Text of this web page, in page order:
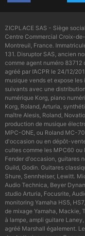
ZICPLACE SAS - Siège
Centre Commercial Croix-
Montreuil, France.
131. Disruptor SAS, ancien
comme agent numéro 83712
agréé par l’ACPR le 24/12/
musique vends et expose
suivants avec une
numérique Korg, piano
Korg, Roland, Arturia,
maître Alesis, Roland,
production de musique
MPC-ONE, ou Roland MC-
d'occasion ou en dépôt-
cultes comme les MPC60
Fender d'occasion, guitares
Guild, Godin. Guitares
Shure, Sennheiser, Lewitt.
Audio Technica, Beyer
studio Arturia, Focusrite,
monitoring Yamaha HS5,
de mixage Yamaha, Mackie,
à lampe, ampli guitare
agréé Marshall également.